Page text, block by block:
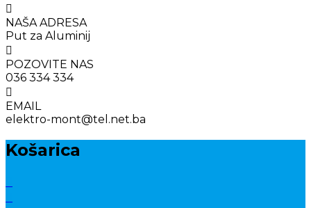
NAŠA ADRESA
Put za Aluminij
POZOVITE NAS
036 334 334
EMAIL
elektro-mont@tel.net.ba
Košarica